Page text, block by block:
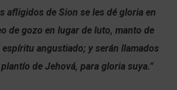
afligidos de Sion se les dé gloria en
de gozo en lugar de luto, manto de
angustiado; y serán llamados
de Jehová, para gloria suya.”